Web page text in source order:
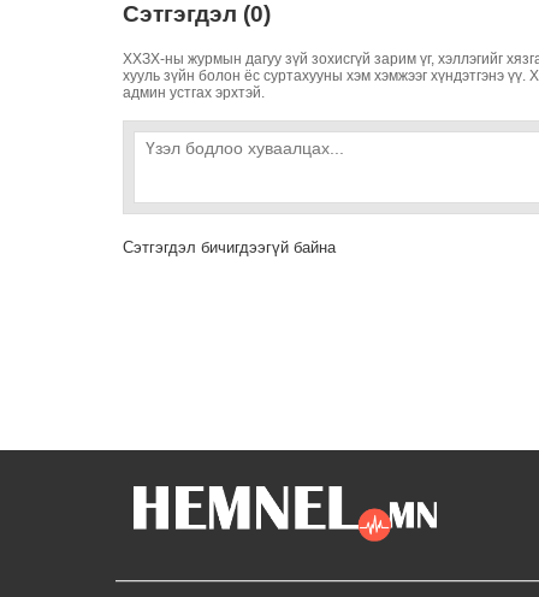
Сэтгэгдэл (0)
ХХЗХ-ны журмын дагуу зүй зохисгүй зарим үг, хэллэгийг
хууль зүйн болон ёс суртахууны хэм хэмжээг хүндэтгэнэ үү.
админ устгах эрхтэй.
Сэтгэгдэл бичигдээгүй байна